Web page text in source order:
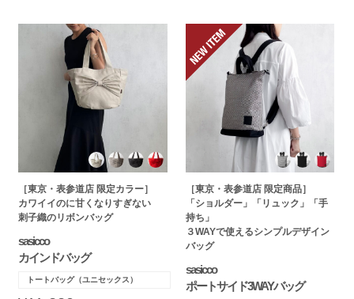
［東京・表参道店 限定カラー］
カワイイのに甘くなりすぎない
刺子織のリボンバッグ
sasicco
カインドバッグ
トートバッグ（ユニセックス）
［東京・表参道店 限定商品］
「ショルダー」「リュック」「手
持ち」
３WAYで使えるシンプルデザイン
バッグ
sasicco
ポートサイド3WAYバッグ